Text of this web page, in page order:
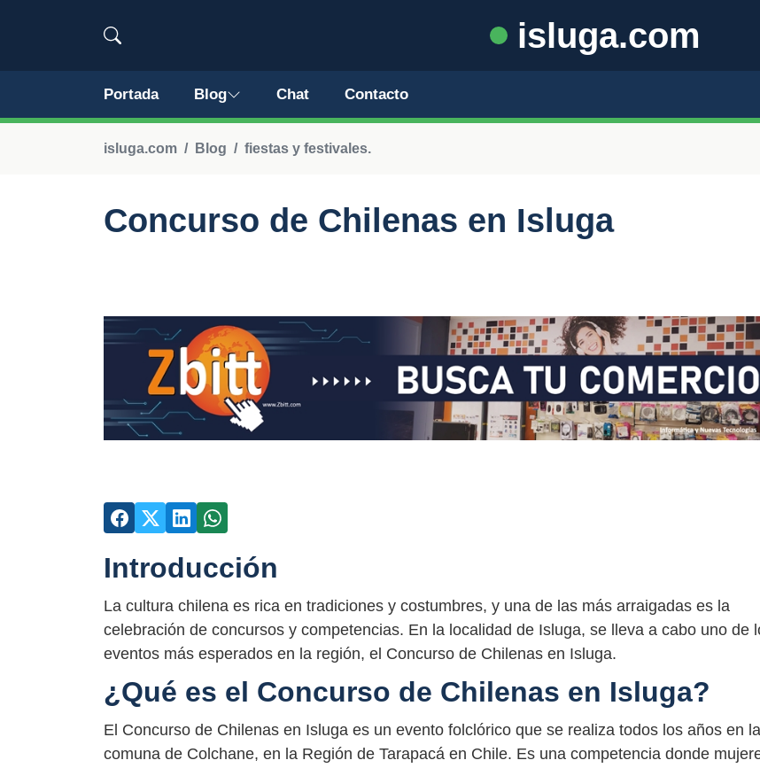
isluga.com
Portada Blog Chat Contacto
isluga.com Blog fiestas y festivales.
Concurso de Chilenas en Isluga
Introducción
La cultura chilena es rica en tradiciones y costumbres, y una de las más arraigadas es la
celebración de concursos y competencias. En la localidad de Isluga, se lleva a cabo uno de
eventos más esperados en la región, el Concurso de Chilenas en Isluga.
¿Qué es el Concurso de Chilenas en Isluga?
El Concurso de Chilenas en Isluga es un evento folclórico que se realiza todos los años en la
comuna de Colchane, en la Región de Tarapacá en Chile. Es una competencia donde